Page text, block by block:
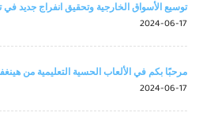
توسيع الأسواق الخارجية وتحقيق انفراج جديد
2024-06-17
مرحبًا بكم في الألعاب الحسية التعليمية من
2024-06-17